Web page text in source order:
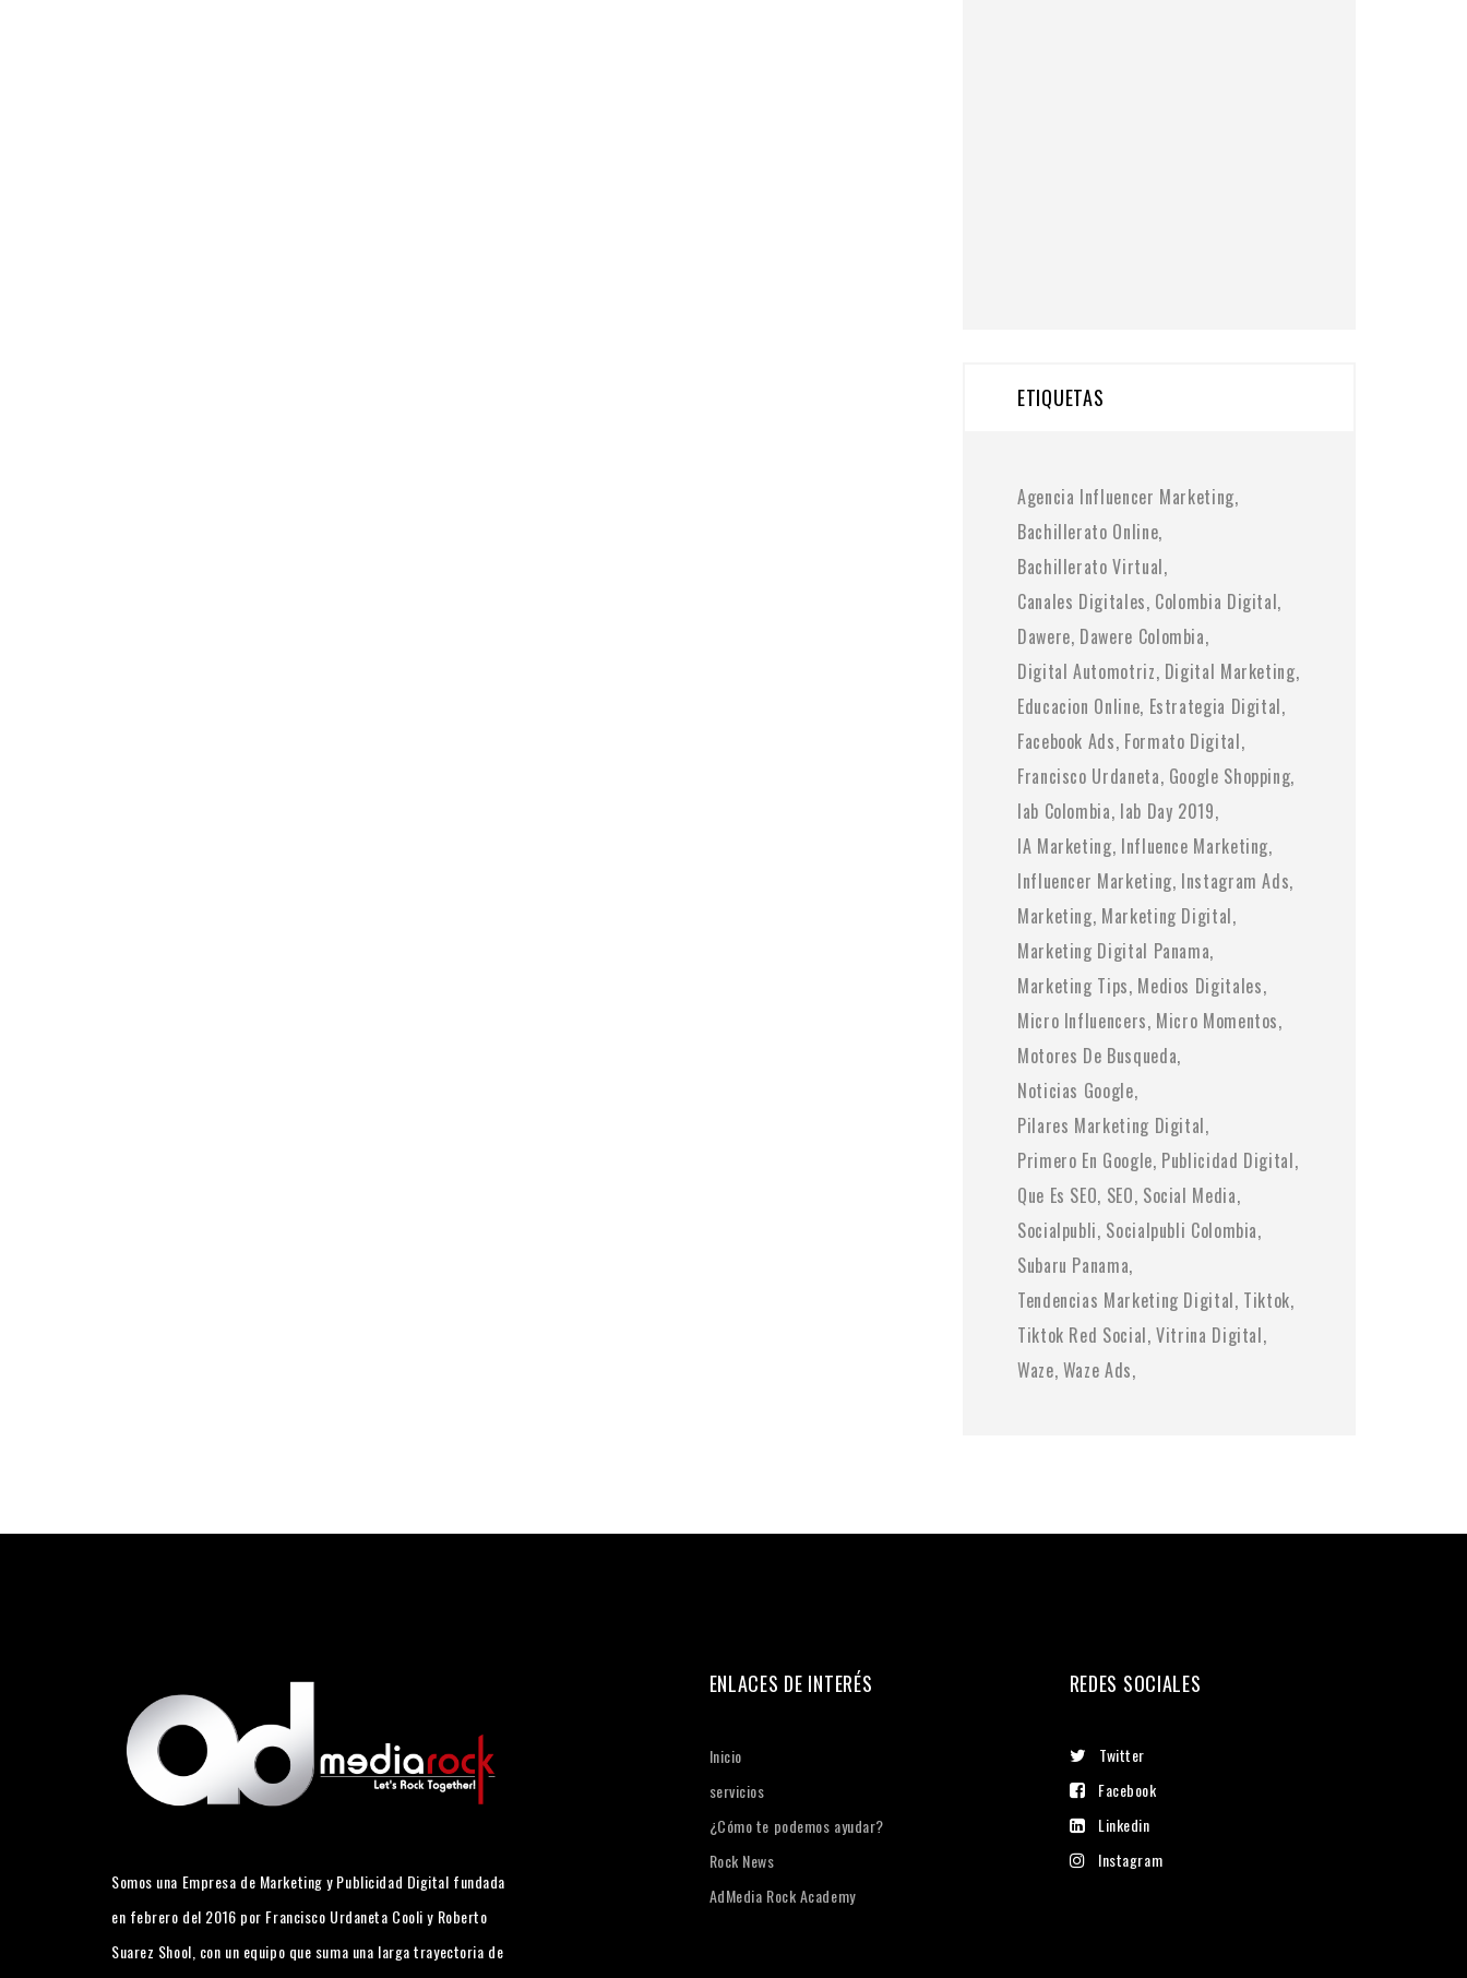
ETIQUETAS
Agencia Influencer Marketing
Bachillerato Online
Bachillerato Virtual
Canales Digitales Colombia Digital
Dawere Dawere Colombia
Digital Automotriz Digital Marketing
Educacion Online Estrategia Digital
Facebook Ads Formato Digital
Francisco Urdaneta Google Shopping
Iab Colombia Iab Day 2019
IA Marketing Influence Marketing
Influencer Marketing Instagram Ads
Marketing Marketing Digital
Marketing Digital Panama
Marketing Tips Medios Digitales
Micro Influencers Micro Momentos
Motores De Busqueda
Noticias Google
Pilares Marketing Digital
Primero En Google Publicidad Digital
Que Es SEO SEO Social Media
Socialpubli Socialpubli Colombia
Subaru Panama
Tendencias Marketing Digital Tiktok
Tiktok Red Social Vitrina Digital
Waze Waze Ads
Somos una Empresa de Marketing y Publicidad Digital fundada
en febrero del 2016 por Francisco Urdaneta Cooli y Roberto
Suarez Shool, con un equipo que suma una larga trayectoria de
ENLACES DE INTERÉS
Inicio
servicios
¿Cómo te podemos ayudar?
Rock News
AdMedia Rock Academy
REDES SOCIALES
Twitter
Facebook
Linkedin
Instagram